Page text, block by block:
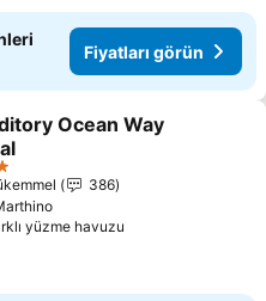
Fiyatları görün
ekle
Ocean Way
görün
386
yüzme havuzu